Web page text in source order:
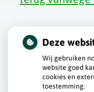
Deze
Wij gebruiken
website goed
cookies en
toestemming.